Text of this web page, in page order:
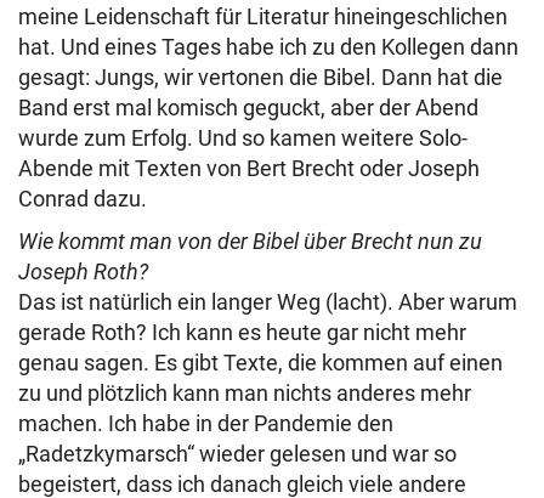
meine Leidenschaft für Literatur hineingeschlichen
hat. Und eines Tages habe ich zu den Kollegen dann
gesagt: Jungs, wir vertonen die Bibel. Dann hat die
Band erst mal komisch geguckt, aber der Abend
wurde zum Erfolg. Und so kamen weitere Solo-
Abende mit Texten von Bert Brecht oder Joseph
Conrad dazu.
Wie kommt man von der Bibel über Brecht nun zu
Joseph Roth?
Das ist natürlich ein langer Weg (lacht). Aber warum
gerade Roth? Ich kann es heute gar nicht mehr
genau sagen. Es gibt Texte, die kommen auf einen
zu und plötzlich kann man nichts anderes mehr
machen. Ich habe in der Pandemie den
„Radetzkymarsch“ wieder gelesen und war so
begeistert, dass ich danach gleich viele andere